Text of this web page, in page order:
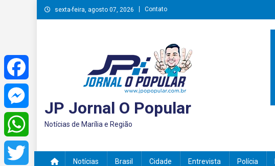
Skip
to
sexta-feira, agosto 07, 2026 Contato
JP Jornal O Popular
Notícias de Marília e Região
Notícias Brasil Cidade Entrevista Polícia
Facebook
Messenger
WhatsApp